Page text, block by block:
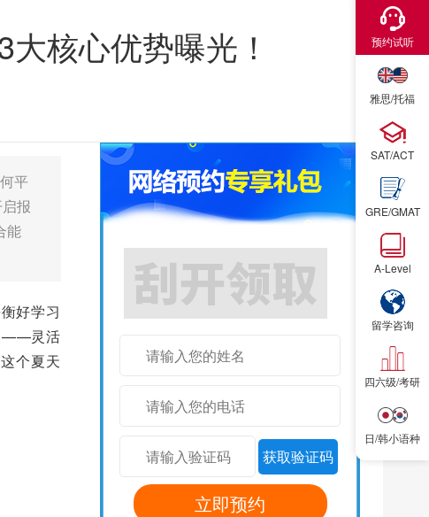
核心优势曝光！
平
报
能
好学习
——灵活
个夏天
试听课1节
获取验证码
立即预约
预约试听
雅思/托福
SAT/ACT
GRE/GMAT
A-Level
留学咨询
四六级/考研
日/韩小语种
×